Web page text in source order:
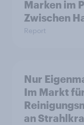
Marken im
Zwischen
Report
Nur
Im Markt
an